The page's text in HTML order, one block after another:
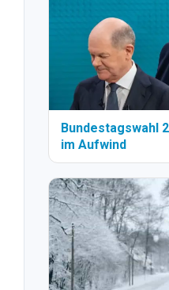
Bundestagswahl
im Aufwind